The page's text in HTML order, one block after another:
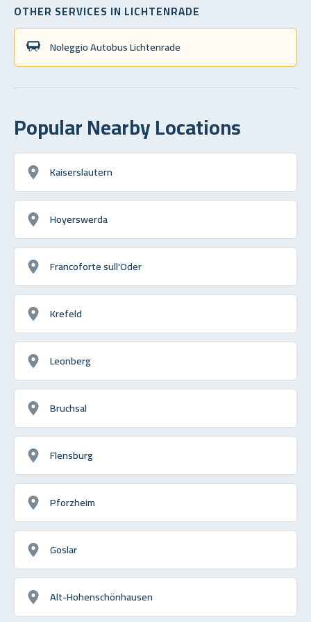
OTHER SERVICES IN LICHTENRADE
Noleggio Autobus Lichtenrade
Popular Nearby Locations
Kaiserslautern
Hoyerswerda
Francoforte sull'Oder
Krefeld
Leonberg
Bruchsal
Flensburg
Pforzheim
Goslar
Alt-Hohenschönhausen